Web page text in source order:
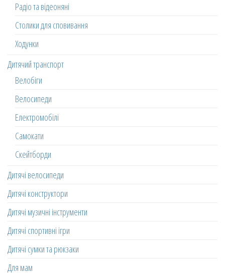
Радіо та відеоняні
Столики для сповивання
Ходунки
Дитячий транспорт
Велобіги
Велосипеди
Електромобілі
Самокати
Скейтборди
Дитячі велосипеди
Дитячі конструктори
Дитячі музичні інструменти
Дитячі спортивні ігри
Дитячі сумки та рюкзаки
Для мам